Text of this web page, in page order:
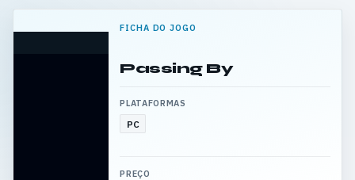
FICHA DO JOGO
Passing By
PLATAFORMAS
PC
PREÇO